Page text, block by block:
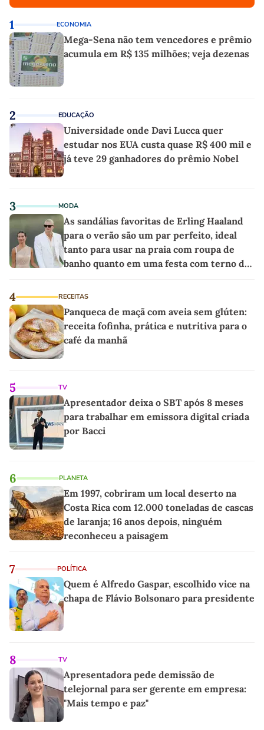
1 ECONOMIA
Mega-Sena não tem vencedores e prêmio
acumula em R$ 135 milhões; veja dezenas
2 EDUCAÇÃO
Universidade onde Davi Lucca quer
estudar nos EUA custa quase R$ 400 mil e
já teve 29 ganhadores do prêmio Nobel
3 MODA
As sandálias favoritas de Erling Haaland
para o verão são um par perfeito, ideal
tanto para usar na praia com roupa de
banho quanto em uma festa com terno de
4 RECEITAS
Panqueca de maçã com aveia sem glúten:
receita fofinha, prática e nutritiva para o
café da manhã
5 TV
Apresentador deixa o SBT após 8 meses
para trabalhar em emissora digital criada
por Bacci
6 PLANETA
Em 1997, cobriram um local deserto na
Costa Rica com 12.000 toneladas de cascas
de laranja; 16 anos depois, ninguém
reconheceu a paisagem
7 POLÍTICA
Quem é Alfredo Gaspar, escolhido vice na
chapa de Flávio Bolsonaro para presidente
8 TV
Apresentadora pede demissão de
telejornal para ser gerente em empresa:
"Mais tempo e paz"